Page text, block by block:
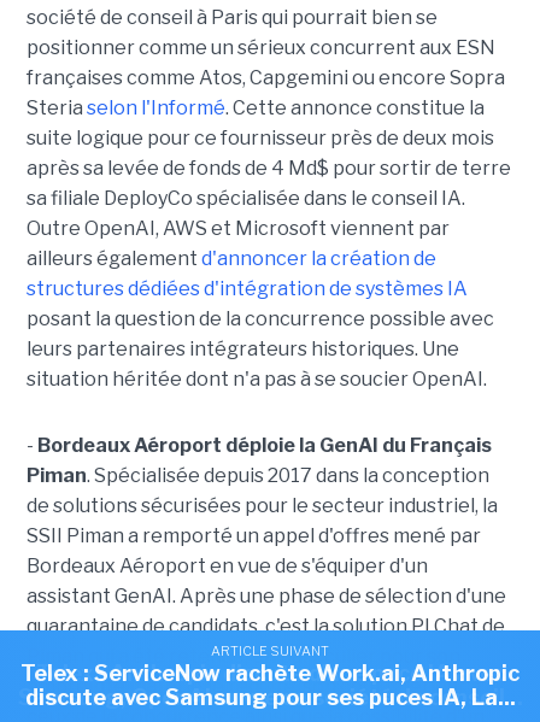
ARTICLE SUIVANT
Telex : Skello lève 200 M€, La Cnil a prononcé 23
sanctions simplifiées depuis début...
ARTICLE SUIVANT
Telex : Anthropic discute d'une puce IA avec
Samsung, OpenAI ouvre sa société de conseil...
société de conseil à Paris qui pourrait bien se
positionner comme un sérieux concurrent aux ESN
françaises comme Atos, Capgemini ou encore Sopra
Steria selon l'Informé. Cette annonce constitue la
suite logique pour ce fournisseur près de deux mois
après sa levée de fonds de 4 Md$ pour sortir de terre
sa filiale DeployCo spécialisée dans le conseil IA.
Outre OpenAI, AWS et Microsoft viennent par
ailleurs également d'annoncer la création de
structures dédiées d'intégration de systèmes IA
posant la question de la concurrence possible avec
leurs partenaires intégrateurs historiques. Une
situation héritée dont n'a pas à se soucier OpenAI.
- Bordeaux Aéroport déploie la GenAI du Français
Piman. Spécialisée depuis 2017 dans la conception
de solutions sécurisées pour le secteur industriel, la
SSII Piman a remporté un appel d'offres mené par
Bordeaux Aéroport en vue de s'équiper d'un
assistant GenAI. Après une phase de sélection d'une
quarantaine de candidats, c'est la solution PI Chat de
Piman qui a été retenue, en particulier pour son
empreinte matérielle réduite, son coût inférieur à
ceux de la concurrence ainsi que la possibilité d'un
ARTICLE SUIVANT
Telex : ServiceNow rachète Work.ai, Anthropic
discute avec Samsung pour ses puces IA, La...